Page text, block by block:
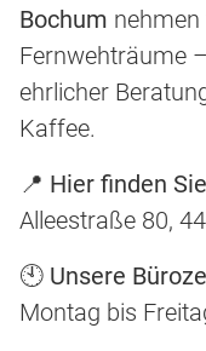
Bochum
Fernwehträume
ehrlicher
Kaffee.
📍 Hier finden
Alleestraße 80,
🕙 Unsere
Montag bis